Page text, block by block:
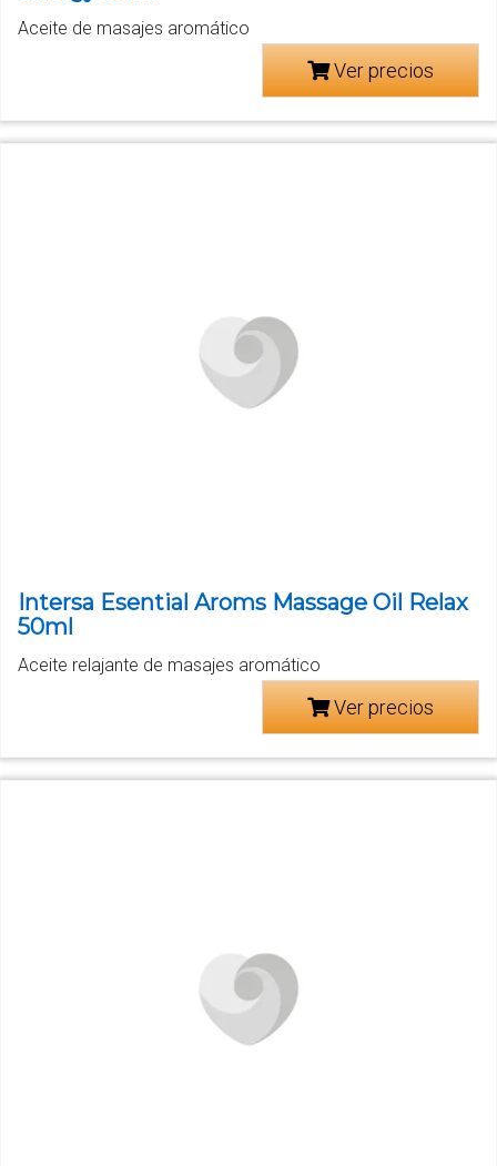
Aceite de masajes aromático
Ver precios
Intersa Esential Aroms Massage Oil Relax
50ml
Aceite relajante de masajes aromático
Ver precios